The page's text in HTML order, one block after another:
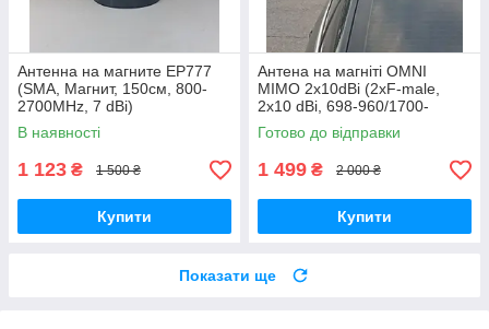
Антенна на магните ЕР777
(SMA, Магнит, 150см, 800-
2700MHz, 7 dBi)
В наявності
1 123 ₴ 1 500 ₴
Купити
Антена на магніті OMNI
MIMO 2х10dBi (2xF-male,
2x10 dBi, 698-960/1700-
2700МГц)
Готово до відправки
1 499 ₴ 2 000 ₴
Купити
Показати ще